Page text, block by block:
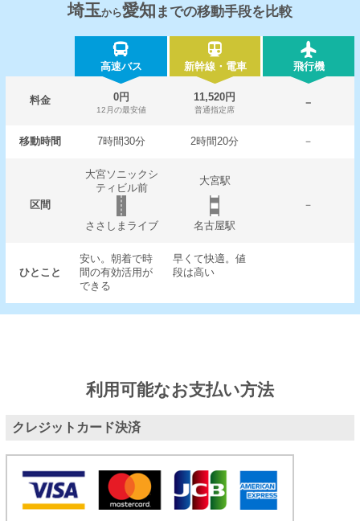
埼玉から愛知 までの移動手段を比較
高速バス 新幹線・電車 飛行機
料金 0円
12月の最安値
11,520円
普通指定席
－
移動時間 7時間30分 2時間20分 －
区間
大宮ソニックシ
ティビル前
大宮駅
－
ささしまライブ
名古屋駅
ひとこと
安い。朝着で時
間の有効活用が
できる
早くて快適。値
段は高い
利用可能なお支払い方法
クレジットカード決済